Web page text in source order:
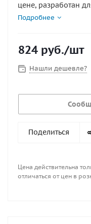
цене, разработан
конструкций.
спускает и
Подробнее
824 руб./шт
Нашли дешевле?
Поделиться
Цена действительна
отличаться от цен в